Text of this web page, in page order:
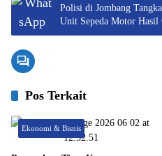
Polisi di Jombang
Unit Sepeda Motor Hasil
Pos Terkait
Ekonomi & Bisnis